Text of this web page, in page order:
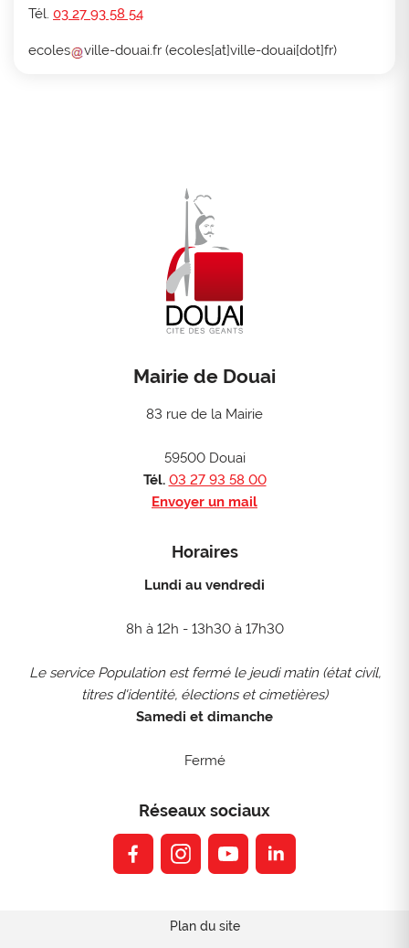
Tél. 03 27 93 58 54
ecoles ville-douai.fr (ecoles[at]ville-douai[dot]fr)
Mairie de Douai
83 rue de la Mairie
59500 Douai
Tél. 03 27 93 58 00
Envoyer un mail
Horaires
Lundi au vendredi
8h à 12h - 13h30 à 17h30
Le service Population est fermé le jeudi matin (état civil,
titres d'identité, élections et cimetières)
Samedi et dimanche
Fermé
Réseaux sociaux
Plan du site